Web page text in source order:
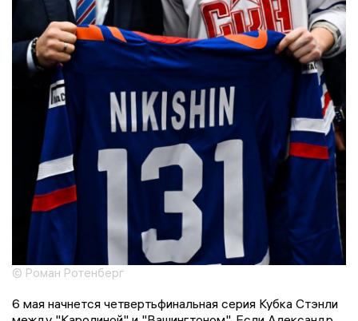
© Роман Ротенберг
6 мая начнется четвертьфинальная серия Кубка Стэнли